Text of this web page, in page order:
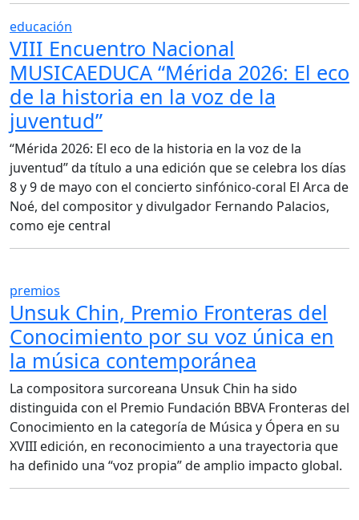
educación
VIII Encuentro Nacional
MUSICAEDUCA “Mérida 2026: El eco
de la historia en la voz de la
juventud”
“Mérida 2026: El eco de la historia en la voz de la
juventud” da título a una edición que se celebra los días
8 y 9 de mayo con el concierto sinfónico-coral El Arca de
Noé, del compositor y divulgador Fernando Palacios,
como eje central
premios
Unsuk Chin, Premio Fronteras del
Conocimiento por su voz única en
la música contemporánea
La compositora surcoreana Unsuk Chin ha sido
distinguida con el Premio Fundación BBVA Fronteras del
Conocimiento en la categoría de Música y Ópera en su
XVIII edición, en reconocimiento a una trayectoria que
ha definido una “voz propia” de amplio impacto global.